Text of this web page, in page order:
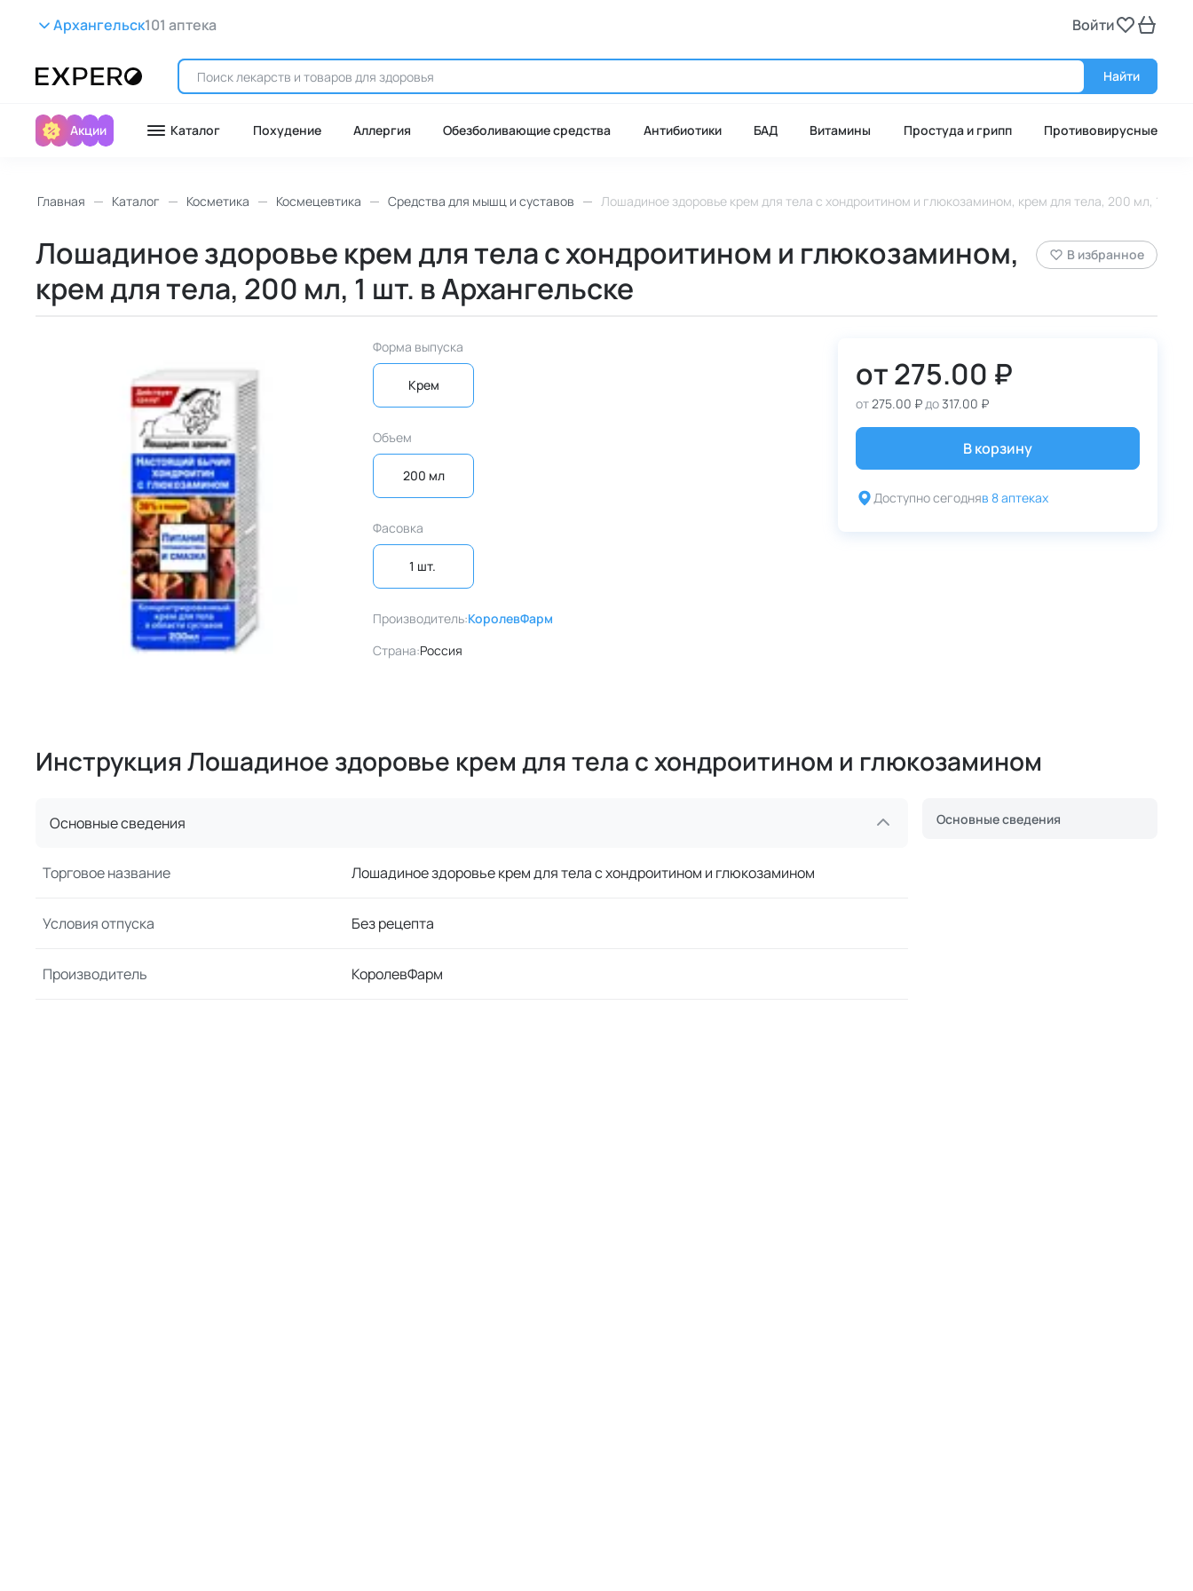
Архангельск101 аптека Войти
Найти
Акции Каталог Похудение Аллергия Обезболивающие средства Антибиотики БАД Витамины Простуда и грипп Противовирусные
Главная Каталог Косметика Космецевтика Средства для мышц и суставов Лошадиное здоровье крем для тела с хондроитином и глюкозамином, крем для тела, 200 мл, 1 шт.
Лошадиное здоровье крем для тела с хондроитином и глюкозамином,
крем для тела, 200 мл, 1 шт. в Архангельске
В избранное
Форма выпуска
Крем
Объем
200 мл
Фасовка
1 шт.
Производитель:КоролевФарм
Страна:Россия
от275.00 ₽
от275.00 ₽до317.00 ₽
В корзину
Доступно сегодняв 8 аптеках
Инструкция Лошадиное здоровье крем для тела с хондроитином и глюкозамином
Основные сведения
Торговое название Лошадиное здоровье крем для тела с хондроитином и глюкозамином
Условия отпуска Без рецепта
Производитель КоролевФарм
Основные сведения